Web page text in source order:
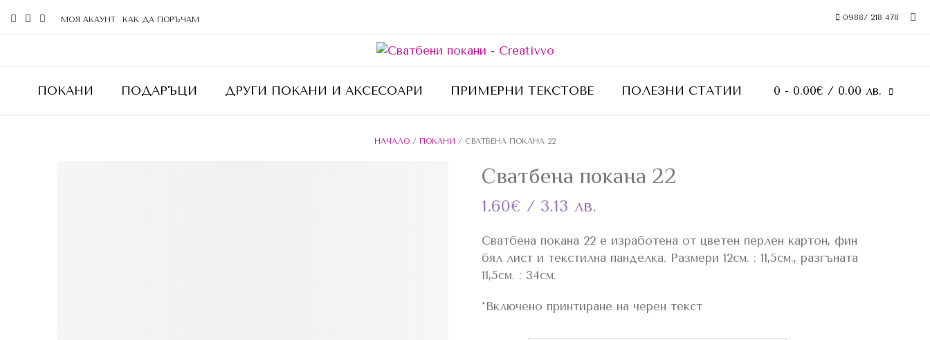
МОЯ АКАУНТ КАК ДА ПОРЪЧАМ 0988/ 218 478
ПОКАНИ ПОДАРЪЦИ ДРУГИ ПОКАНИ И АКСЕСОАРИ ПРИМЕРНИ ТЕКСТОВЕ ПОЛЕЗНИ СТАТИИ 0 - 0.00€ / 0.00 лв.
НАЧАЛО / ПОКАНИ / СВАТБЕНА ПОКАНА 22
Сватбена покана 22
1.60€ / 3.13 лв.
Сватбена покана 22 е изработена от цветен перлен картон, фин
бял лист и текстилна панделка. Размери 12см. : 11,5см., разгъната
11,5см. : 34см.
*Включено принтиране на черен текст